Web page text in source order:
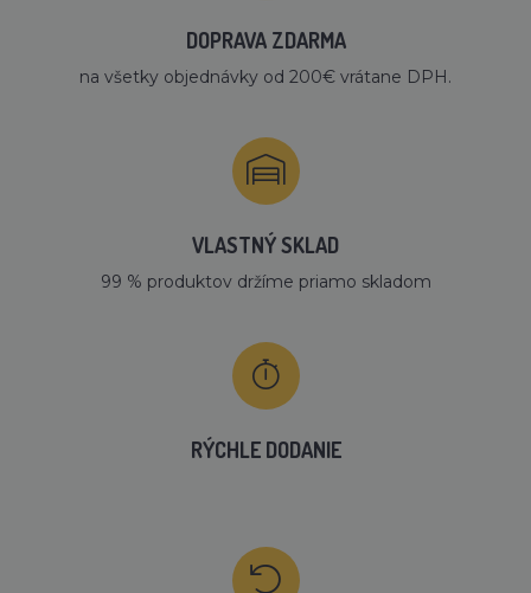
DOPRAVA ZDARMA
na všetky objednávky od 200€ vrátane DPH.
VLASTNÝ SKLAD
99 % produktov držíme priamo skladom
RÝCHLE DODANIE